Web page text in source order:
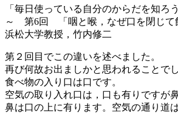
「毎日使っている自分のからだを知ろう
～ 第6回 「咽と喉，なぜ口を閉じて
浜松大学教授，竹内修二
第２回目でこの違いを述べました。
再び何故お出ましかと思われることでし
食べ物の入り口は口です。
空気の取り入れ口は，口も有りですが
鼻は口の上に有ります。空気の通り道